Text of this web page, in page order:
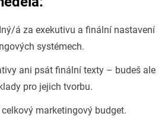
á za exekutivu a finální nastavení
systémech.
ani psát finální texty – budeš ale
pro jejich tvorbu.
marketingový budget.